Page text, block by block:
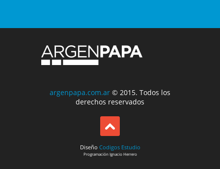
argenpapa.com.ar © 2015. Todos los
derechos reservados
Diseño Codigos Estudio
ProgramaciónIgnacio Herrero